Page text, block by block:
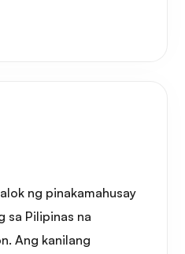
ng pinakamahusay
sa Pilipinas na
Ang kanilang